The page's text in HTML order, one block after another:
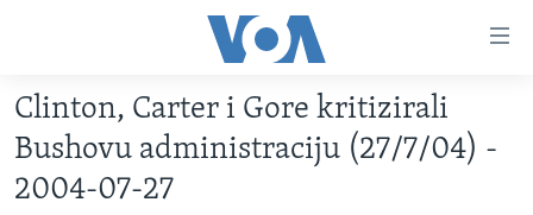
glavni
sadržaj
Pređi
na
TV PROGRAM
Clinton, Carter i Gore kritizirali
Bushovu administraciju (27/7/04) -
2004-07-27